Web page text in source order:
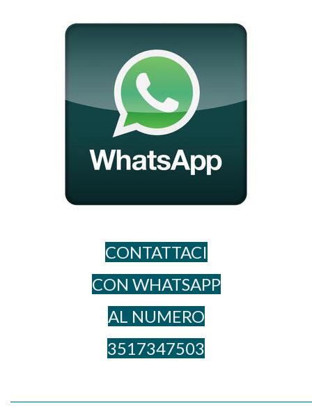
CONTATTACI
CON WHATSAPP
AL NUME​RO
3517347503